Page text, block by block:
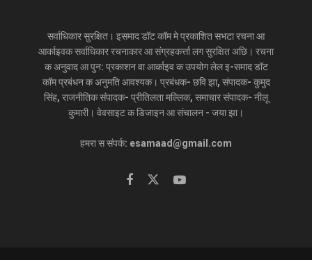
सर्वाधिकार सुरक्षित। इसमाद डॉट कॉम मे प्रकाशित सभटा रचना आ
आर्काइवक सर्वाधिकार रचनाकार आ संग्रहकर्त्ता लग सुरक्षित अछि। रचना
क अनुवाद आ पुन: प्रकाशन वा आर्काइव क उपयोग लेल इ-समाद डॉट
कॉम प्रबंधन क अनुमति आवश्यक। प्रबंधक- छवि झा, संपादक- कुमुद
सिंह, राजनीतिक संपादक- प्रीतिलता मल्लिक, समाचार संपादक- नीलू
कुमारी। वेवसाइट क डिजाइन आ संचालन - जया झा।
हमरा स संपर्क: esamaad@gmail.com